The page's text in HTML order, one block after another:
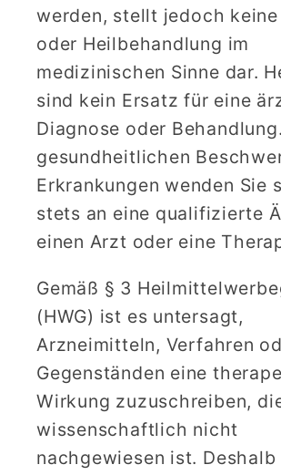
werden, stellt jedoch
oder Heilbehandlung im
medizinischen Sinne dar.
sind kein Ersatz für eine
Diagnose oder
gesundheitlichen
Erkrankungen wenden Sie
stets an eine qualifizierte
einen Arzt oder eine
Gemäß § 3
(HWG) ist es untersagt,
Arzneimitteln, Verfahren
Gegenständen eine
Wirkung zuzuschreiben,
wissenschaftlich nicht
nachgewiesen ist.